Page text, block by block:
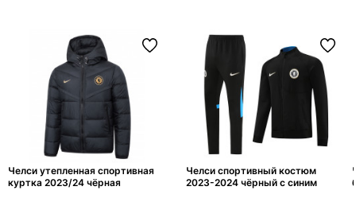
Челси утепленная спортивная
куртка 2023/24 чёрная
Челси спортивный костюм
2023-2024 чёрный с синим